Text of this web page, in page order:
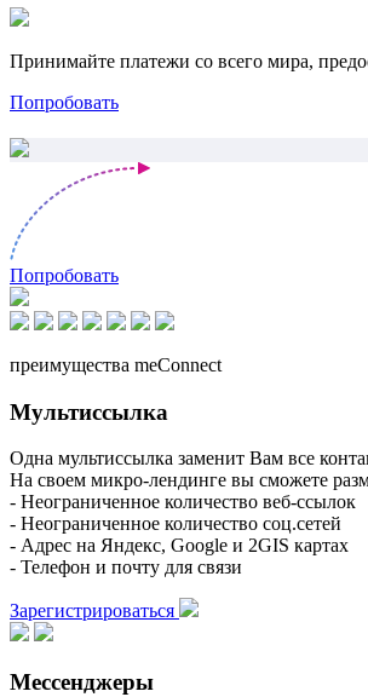
Принимайте платежи со всего мира,
Попробовать
Попробовать
преимущества meConnect
Мультиссылка
Одна мультиссылка заменит Вам все
На своем микро-лендинге вы сможете
- Неограниченное количество веб-ссылок
- Неограниченное количество соц.сетей
- Адрес на Яндекс, Google и 2GIS картах
- Телефон и почту для связи
Зарегистрироваться
Мессенджеры